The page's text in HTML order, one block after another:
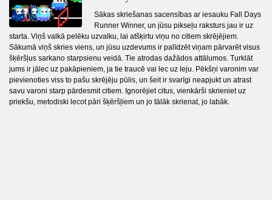
Sākas skriešanas sacensības ar iesauku Fall Days
Runner Winner, un jūsu pikseļu raksturs jau ir uz
starta. Viņš valkā pelēku uzvalku, lai atšķirtu viņu no citiem skrējējiem.
Sākumā viņš skries viens, un jūsu uzdevums ir palīdzēt viņam pārvarēt visus
šķēršļus sarkano starpsienu veidā. Tie atrodas dažādos attālumos. Turklāt
jums ir jālec uz pakāpieniem, ja tie traucē vai lec uz leju. Pēkšņi varonim var
pievienoties viss to pašu skrējēju pūlis, un šeit ir svarīgi neapjukt un atrast
savu varoni starp pārdesmit citiem. Ignorējiet citus, vienkārši skrieniet uz
priekšu, metodiski lecot pāri šķēršļiem un jo tālāk skrienat, jo labāk.